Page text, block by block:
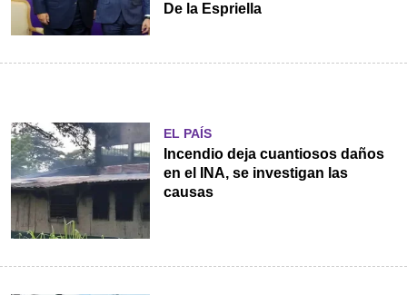
De la Espriella
EL PAÍS
Incendio deja cuantiosos daños
en el INA, se investigan las
causas